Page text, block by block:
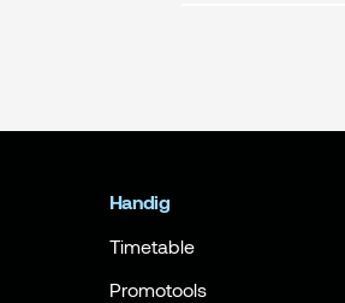
Handig
Timetable
Promotools